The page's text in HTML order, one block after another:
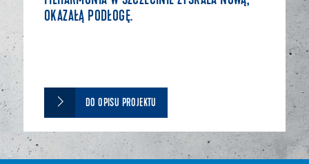
OKAZAŁĄ PODŁOGĘ.
DO OPISU PROJEKTU